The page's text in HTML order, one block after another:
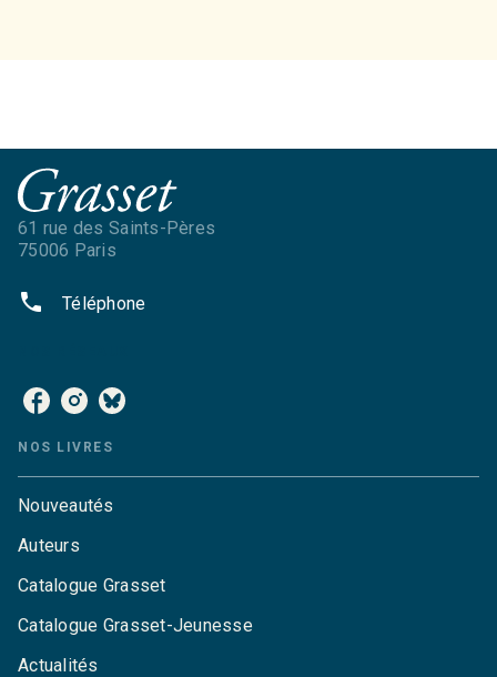
61 rue des Saints-Pères
75006 Paris
phone Téléphone
NOS LIVRES
Nouveautés
Auteurs
Catalogue Grasset
Catalogue Grasset-Jeunesse
Actualités